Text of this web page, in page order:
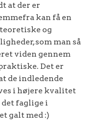
at der er
kan få en
og
som man så
viden gennem
Det er
de indledende
i højere kvalitet
faglige i
galt med :)